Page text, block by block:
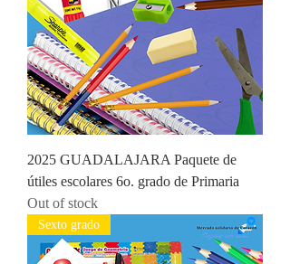
2025 GUADALAJARA Paquete de
útiles escolares 6o. grado de Primaria
Out of stock
Sexto grado